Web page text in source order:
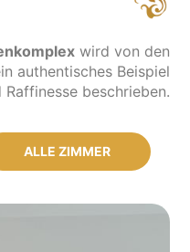
wird von den
authentisches Beispiel
beschrieben.
ALLE ZIMMER